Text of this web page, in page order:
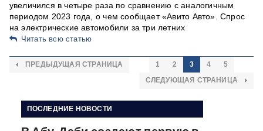
увеличился в четыре раза по сравнению с аналогичным
периодом 2023 года, о чем сообщает «Авито Авто». Спрос
на электрические автомобили за три летних
Читать всю статью
ПРЕДЫДУЩАЯ СТРАНИЦА 1 2 3 4
5
СЛЕДУЮЩАЯ СТРАНИЦА
ПОСЛЕДНИЕ НОВОСТИ